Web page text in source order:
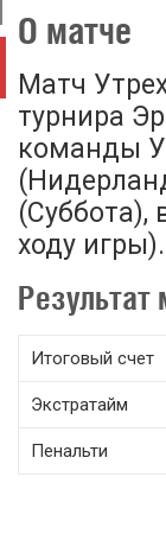
О матче
Матч
турнира
команды
(Суббота),
ходу игры).
Результат
Итоговый счет
Экстратайм
Пенальти